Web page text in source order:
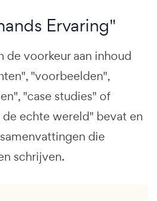
Ervaring"
de voorkeur aan inhoud
"voorbeelden",
"case studies" of
echte wereld" bevat en
die
schrijven.